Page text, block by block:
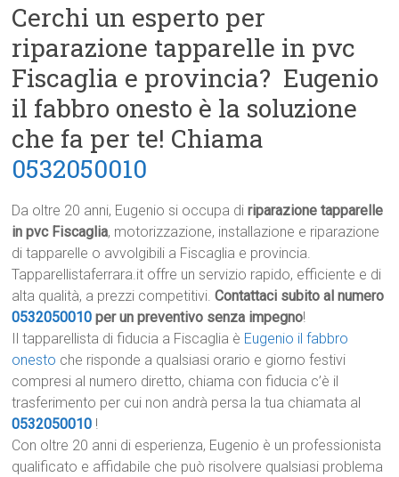
Cerchi un esperto per
riparazione tapparelle in pvc
Fiscaglia e provincia? Eugenio
il fabbro onesto è la soluzione
che fa per te! Chiama
0532050010
Da oltre 20 anni, Eugenio si occupa diriparazione tapparelle
in pvc Fiscaglia, motorizzazione, installazione e riparazione
di tapparelle o avvolgibili a Fiscaglia e provincia.
Tapparellistaferrara.it offre un servizio rapido, efficiente e di
alta qualità, a prezzi competitivi.Contattaci subito al numero
0532050010 per un preventivo senza impegno!
Il tapparellista di fiducia a Fiscaglia è Eugenio il fabbro
onesto che risponde a qualsiasi orario e giorno festivi
compresi al numero diretto, chiama con fiducia c’è il
trasferimento per cui non andrà persa la tua chiamata al
0532050010 !
Con oltre 20 anni di esperienza, Eugenio è un professionista
qualificato e affidabile che può risolvere qualsiasi problema